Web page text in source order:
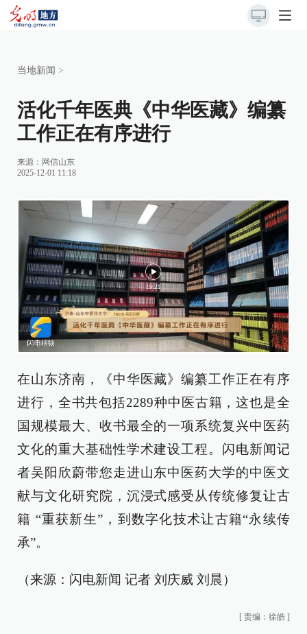
当地新闻 >
活化千年医典《中华医藏》编纂
工作正在有序进行
来源： 网信山东
2025-12-01 11:18
在山东济南，《中华医藏》编纂工作正在有序
进行，全书共包括2289种中医古籍，这也是全
国规模最大、收书最全的一项系统复兴中医药
文化的重大基础性学术建设工程。闪电新闻记
者吴阳欣蔚带您走进山东中医药大学的中医文
献与文化研究院，沉浸式感受从传统修复让古
籍 “重获新生”，到数字化技术让古籍“永续传
承”。
（来源：闪电新闻 记者 刘庆威 刘晨）
[ 责编：徐皓 ]